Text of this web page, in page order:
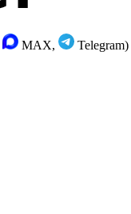
MAX, Telegram)